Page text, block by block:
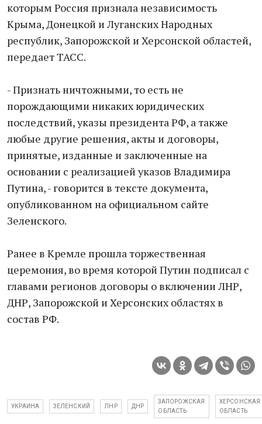
которым Россия признала независимость
Крыма, Донецкой и Луганских Народных
республик, Запорожской и Херсонской областей,
передает ТАСС.
- Признать ничтожными, то есть не
порождающими никаких юридических
последствий, указы президента РФ, а также
любые другие решения, акты и договоры,
принятые, изданные и заключенные на
основании с реализацией указов Владимира
Путина, - говорится в тексте документа,
опубликованном на официальном сайте
Зеленского.
Ранее в Кремле прошла торжественная
церемония, во время которой Путин подписал с
главами регионов договоры о включении ЛНР,
ДНР, Запорожской и Херсонских областях в
состав РФ.
УКРАИНА ЗЕЛЕНСКИЙ ЛНР ДНР
ЗАПОРОЖСКАЯ
ОБЛАСТЬ
ХЕРСОНСКАЯ
ОБЛАСТЬ